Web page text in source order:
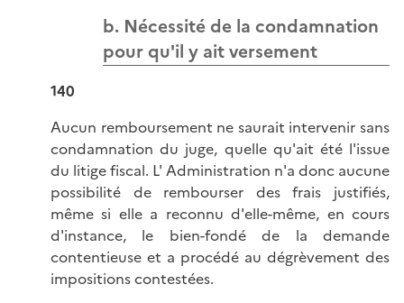
b. Nécessité de la condamnation
pour qu'il y ait versement
140
Aucun remboursement ne saurait intervenir sans
condamnation du juge, quelle qu'ait été l'issue
du litige fiscal. L' Administration n'a donc aucune
possibilité de rembourser des frais justifiés,
même si elle a reconnu d'elle-même, en cours
d'instance, le bien-fondé de la demande
contentieuse et a procédé au dégrèvement des
impositions contestées.